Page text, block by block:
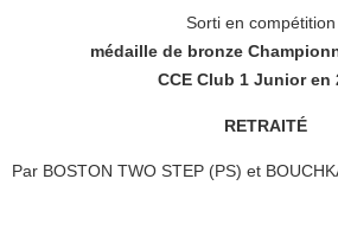
Sorti en compétition
médaille de bronze
CCE Club 1 Junior en
RETRAITÉ
Par BOSTON TWO STEP (PS) et